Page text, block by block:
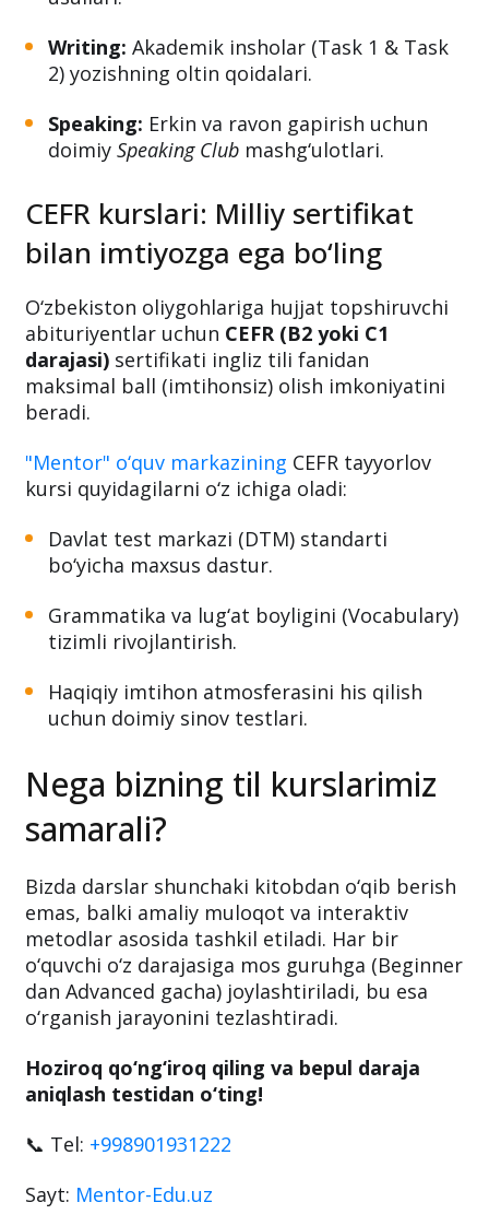
Writing: Akademik insholar (Task 1 & Task
2) yozishning oltin qoidalari.
Speaking: Erkin va ravon gapirish uchun
doimiy Speaking Club mashg‘ulotlari.
CEFR kurslari: Milliy sertifikat
bilan imtiyozga ega bo‘ling
O‘zbekiston oliygohlariga hujjat topshiruvchi
abituriyentlar uchun CEFR (B2 yoki C1
darajasi) sertifikati ingliz tili fanidan
maksimal ball (imtihonsiz) olish imkoniyatini
beradi.
"Mentor" o‘quv markazining CEFR tayyorlov
kursi quyidagilarni o‘z ichiga oladi:
Davlat test markazi (DTM) standarti
bo‘yicha maxsus dastur.
Grammatika va lug‘at boyligini (Vocabulary)
tizimli rivojlantirish.
Haqiqiy imtihon atmosferasini his qilish
uchun doimiy sinov testlari.
Nega bizning til kurslarimiz
samarali?
Bizda darslar shunchaki kitobdan o‘qib berish
emas, balki amaliy muloqot va interaktiv
metodlar asosida tashkil etiladi. Har bir
o‘quvchi o‘z darajasiga mos guruhga (Beginner
dan Advanced gacha) joylashtiriladi, bu esa
o‘rganish jarayonini tezlashtiradi.
Hoziroq qo‘ng‘iroq qiling va bepul daraja
aniqlash testidan o‘ting!
📞 Tel: +998901931222
Sayt: Mentor-Edu.uz